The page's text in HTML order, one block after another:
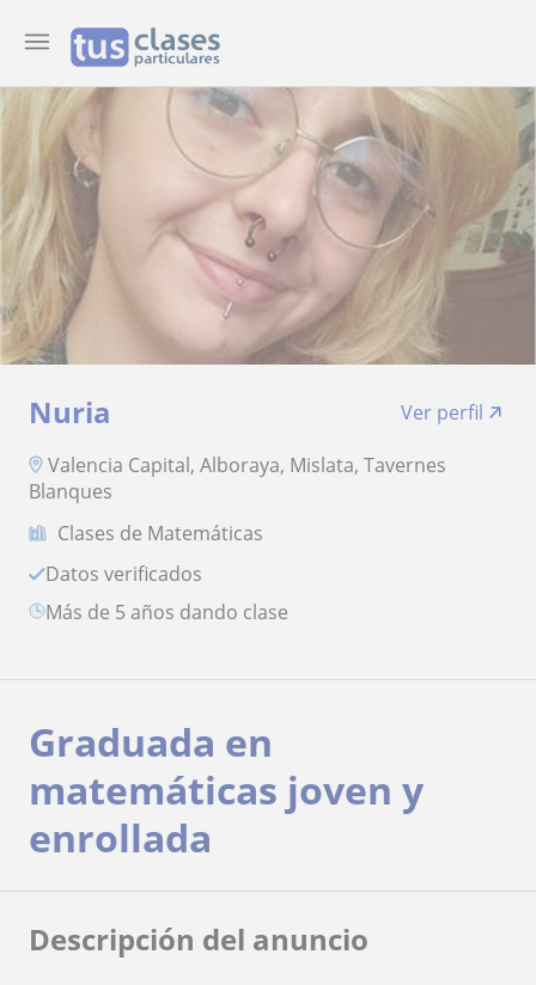
Nuria
Ver perfil
Valencia Capital, Alboraya, Mislata, Tavernes
Blanques
Clases de Matemáticas
Datos verificados
más de 5 años dando clase
Graduada en
matemáticas joven y
enrollada
Descripción del anuncio